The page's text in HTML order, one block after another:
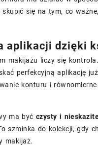
skupić się na tym, co
aplikacji dzięki
makijażu liczy się
perfekcyjną aplikację
konturu i
ma być czysty i
szminka do kolekcji, gdy
makijaż.